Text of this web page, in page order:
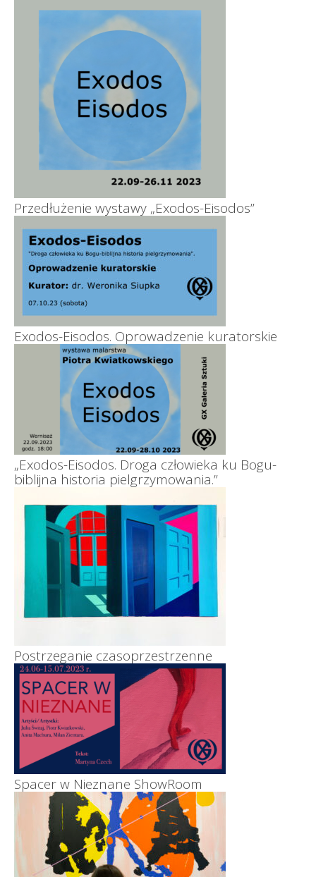
Przedłużenie wystawy „Exodos-Eisodos”
Exodos-Eisodos. Oprowadzenie kuratorskie
„Exodos-Eisodos. Droga człowieka ku Bogu-
biblijna historia pielgrzymowania.”
Postrzeganie czasoprzestrzenne
Spacer w Nieznane ShowRoom